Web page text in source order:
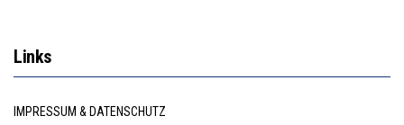
Links
IMPRESSUM & DATENSCHUTZ